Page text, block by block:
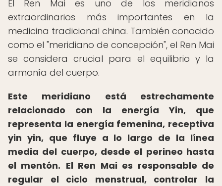
El Ren Mai es uno de los meridianos
extraordinarios más importantes en la
medicina tradicional china. También conocido
como el "meridiano de concepción", el Ren Mai
se considera crucial para el equilibrio y la
armonía del cuerpo.
Este meridiano está estrechamente
relacionado con la energía Yin, que
representa la energía femenina, receptiva
yin yin, que fluye a lo largo de la línea
media del cuerpo, desde el perineo hasta
el mentón. El Ren Mai es responsable de
regular el ciclo menstrual, controlar la